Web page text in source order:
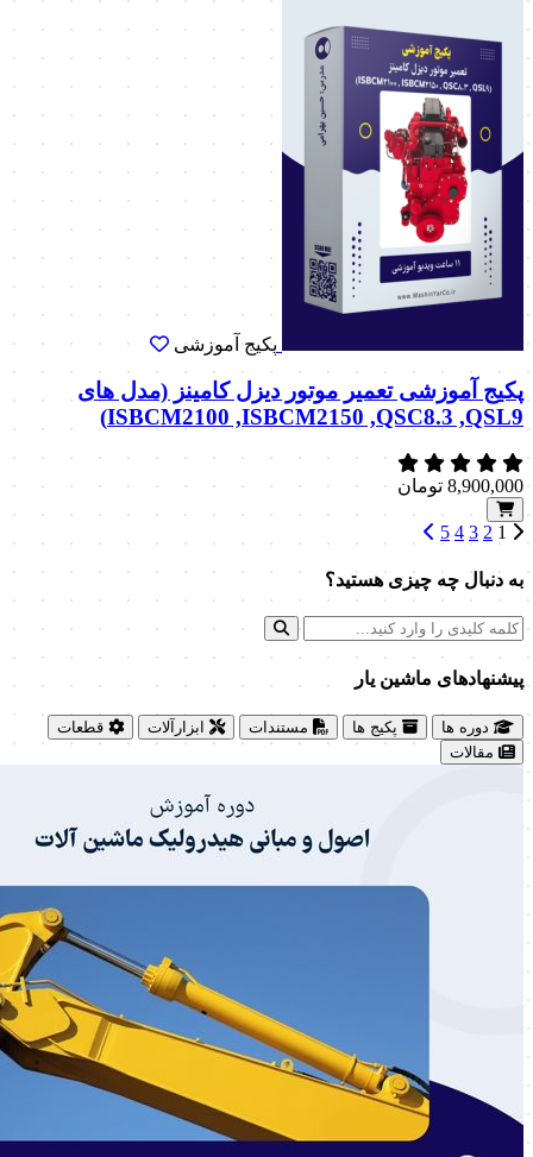
پکیج آموزشی
پکیج آموزشی تعمیر موتور دیزل کامینز (مدل های
ISBCM2100 ,ISBCM2150 ,QSC8.3 ,QSL9)
8,900,000 تومان
1
2
3
4
5
به دنبال چه چیزی هستید؟
پیشنهاد‌های ماشین یار
دوره ها پکیج ها مستندات ابزارآلات
قطعات
مقالات